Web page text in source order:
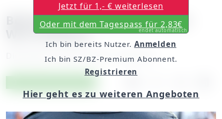
Böblingen: Unfallflucht beim
Wertstoffhof
Dienstag, 05. Januar 2021, 10:55 Uhr
Jetzt für 1,- € weiterlesen
Oder mit dem Tagespass für 2,83€
endet automatisch
Ich bin bereits Nutzer. Anmelden
Ich bin SZ/BZ-Premium Abonnent.
Registrieren
Hier geht es zu weiteren Angeboten